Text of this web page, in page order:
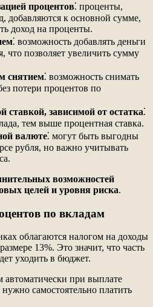
процентов⁚ проценты,
добавляются к основной сумме,
доход на проценты.
⁚ возможность добавлять деньги
что позволяет увеличить сумму
снятием⁚ возможность снимать
потери процентов по
ставкой, зависимой от остатка⁚
тем выше процентная ставка.
валюте⁚ могут быть выгодны
рубля, но важно учитывать
возможностей
целей и уровня риска.
по вкладам
облагаются налогом на доходы
13%. Это значит, что часть
уходить в бюджет.
автоматически при выплате
самостоятельно платить